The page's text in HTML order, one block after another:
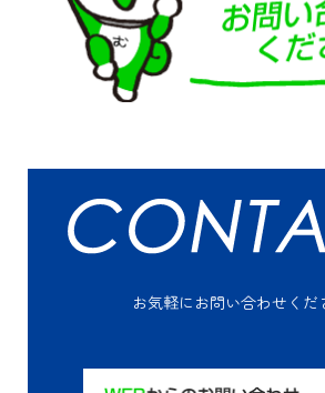
お気軽にお問い合わせくだ